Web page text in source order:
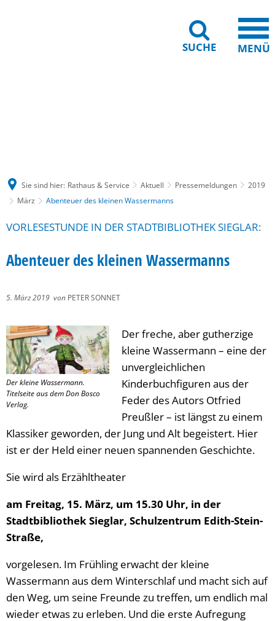
SUCHE MENÜ
Sie sind hier: Rathaus & Service Aktuell Pressemeldungen
2019
März
Abenteuer des kleinen Wassermanns
VORLESESTUNDE IN DER STADTBIBLIOTHEK SIEGLAR:
Abenteuer des kleinen Wassermanns
5. März 2019 von PETER SONNET
Der kleine Wassermann.
Titelseite aus dem Don Bosco
Verlag.
Der freche, aber gutherzige
kleine Wassermann – eine der
unvergleichlichen
Kinderbuchfiguren aus der
Feder des Autors Otfried
Preußler – ist längst zu einem
Klassiker geworden, der Jung und Alt begeistert. Hier
ist er der Held einer neuen spannenden Geschichte.
Sie wird als Erzähltheater
am Freitag, 15. März, um 15.30 Uhr, in der
Stadtbibliothek Sieglar, Schulzentrum Edith-Stein-
Straße,
vorgelesen. Im Frühling erwacht der kleine
Wassermann aus dem Winterschlaf und macht sich auf
den Weg, um seine Freunde zu treffen, um endlich mal
wieder etwas zu erleben. Und die erste Aufregung